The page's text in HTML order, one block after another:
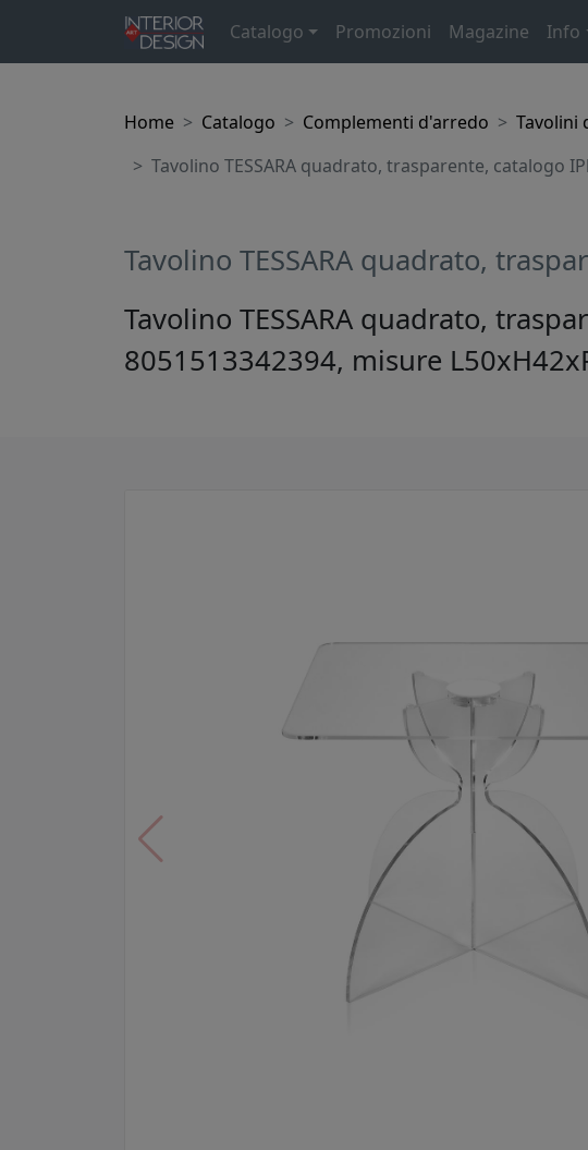
Catalogo Promozioni Magazine Info
Home Catalogo Complementi d'arredo
Tavolini
Tavolino TESSARA quadrato, trasparente, catalogo
Tavolino TESSARA quadrato,
Tavolino TESSARA quadrato,
8051513342394, misure